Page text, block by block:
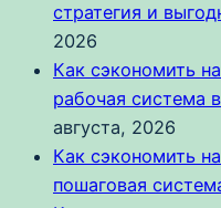
стратегия и
2026
Как сэкономить
рабочая система
августа, 2026
Как сэкономить
пошаговая